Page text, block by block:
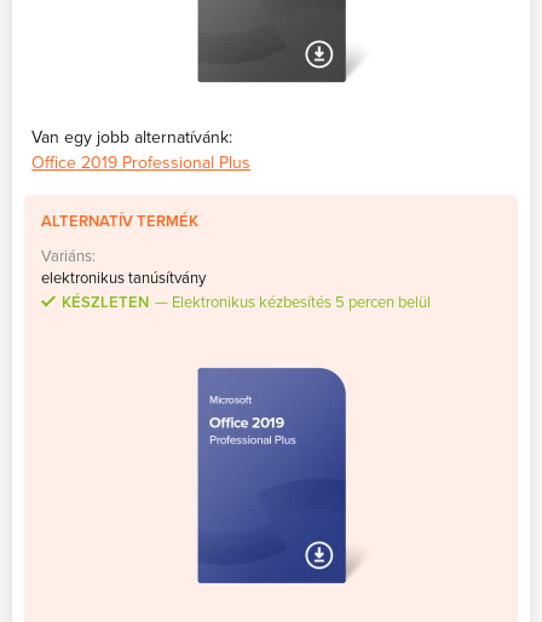
Van egy jobb alternatívánk:
Office 2019 Professional Plus
ALTERNATÍV TERMÉK
Variáns:
elektronikus tanúsítvány
KÉSZLETEN
Elektronikus kézbesítés 5 percen belül